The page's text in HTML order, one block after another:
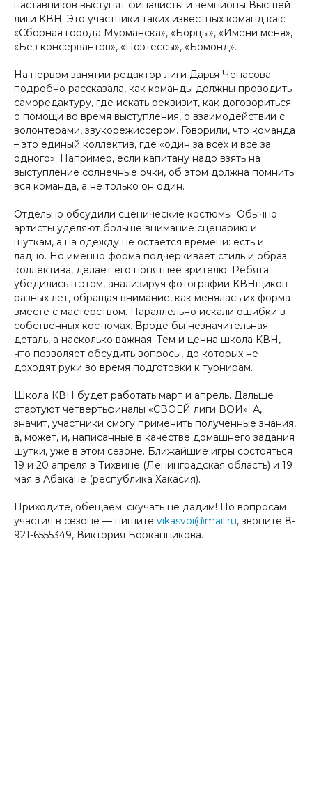
наставников выступят финалисты и чемпионы Высшей
лиги КВН. Это участники таких известных команд как:
«Сборная города Мурманска», «Борцы», «Имени меня»,
«Без консервантов», «Поэтессы», «Бомонд».
На первом занятии редактор лиги Дарья Чепасова
подробно рассказала, как команды должны проводить
саморедактуру, где искать реквизит, как договориться
о помощи во время выступления, о взаимодействии с
волонтерами, звукорежиссером. Говорили, что команда
– это единый коллектив, где «один за всех и все за
одного». Например, если капитану надо взять на
выступление солнечные очки, об этом должна помнить
вся команда, а не только он один.
Отдельно обсудили сценические костюмы. Обычно
артисты уделяют больше внимание сценарию и
шуткам, а на одежду не остается времени: есть и
ладно. Но именно форма подчеркивает стиль и образ
коллектива, делает его понятнее зрителю. Ребята
убедились в этом, анализируя фотографии КВНщиков
разных лет, обращая внимание, как менялась их форма
вместе с мастерством. Параллельно искали ошибки в
собственных костюмах. Вроде бы незначительная
деталь, а насколько важная. Тем и ценна школа КВН,
что позволяет обсудить вопросы, до которых не
доходят руки во время подготовки к турнирам.
Школа КВН будет работать март и апрель. Дальше
стартуют четвертьфиналы «СВОЕЙ лиги ВОИ». А,
значит, участники смогу применить полученные знания,
а, может, и, написанные в качестве домашнего задания
шутки, уже в этом сезоне. Ближайшие игры состояться
19 и 20 апреля в Тихвине (Ленинградская область) и 19
мая в Абакане (республика Хакасия).
Приходите, обещаем: скучать не дадим! По вопросам
участия в сезоне — пишите vikasvoi@mail.ru, звоните 8-
921-6555349, Виктория Борканникова.